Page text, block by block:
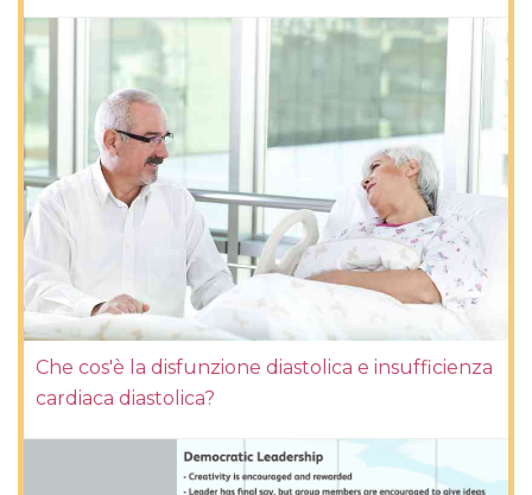
Che cos'è la disfunzione diastolica e insufficienza
cardiaca diastolica?